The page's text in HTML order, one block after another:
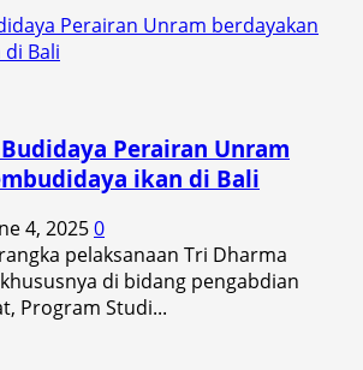
Perairan Unram berdayakan
Bali
Perairan Unram
ikan di Bali
4, 20250
pelaksanaan Tri Dharma
di bidang pengabdian
Program Studi...